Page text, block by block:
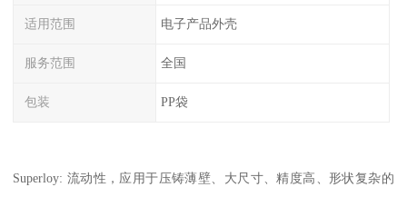
适用范围 电子产品外壳
服务范围 全国
包装 PP袋
Superloy: 流动性，应用于压铸薄壁、大尺寸、精度高、形状复杂的